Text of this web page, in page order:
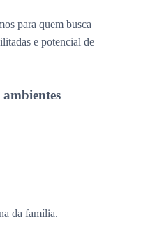
para quem busca
e potencial de
da família.